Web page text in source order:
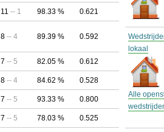
11 -- 1 98.33 % 0.621
8 -- 4 89.39 % 0.592
7 -- 5 82.05 % 0.612
8 -- 4 84.62 % 0.528
7 -- 5 93.33 % 0.800
7 -- 5 78.03 % 0.525
lokaal
Alle